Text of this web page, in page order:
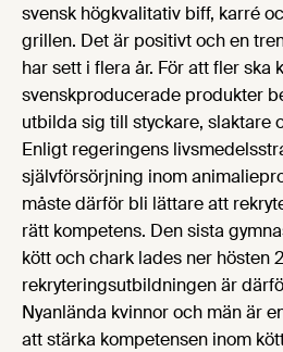
svensk högkvalitativ biff, karré
grillen. Det är positivt och en
har sett i flera år. För att fler ska
svenskproducerade produkter
utbilda sig till styckare, slaktare
Enligt regeringens
självförsörjning inom
måste därför bli lättare att
rätt kompetens. Den sista
kött och chark lades ner hösten
rekryteringsutbildningen är
Nyanlända kvinnor och män är
att stärka kompetensen inom